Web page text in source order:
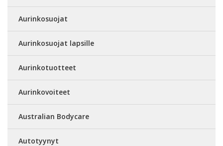
Aurinkosuojat
Aurinkosuojat lapsille
Aurinkotuotteet
Aurinkovoiteet
Australian Bodycare
Autotyynyt